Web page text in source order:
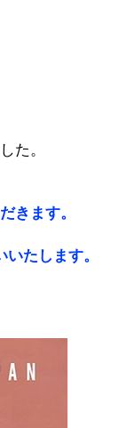
た。
きます。
たします。